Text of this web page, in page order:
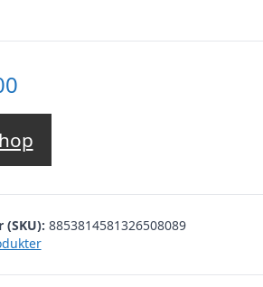
(SKU): 8853814581326508089